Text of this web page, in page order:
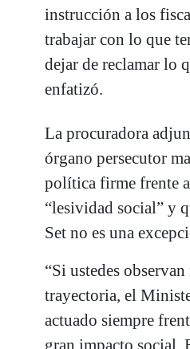
instrucción a los
trabajar con lo que
dejar de reclamar lo
enfatizó.
La procuradora
órgano persecutor
política firme frente
“lesividad social” y
Set no es una
“Si ustedes observan
trayectoria, el
actuado siempre
gran impacto social.